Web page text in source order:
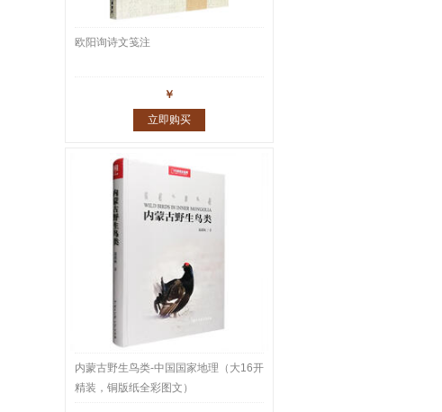
欧阳询诗文笺注
￥
立即购买
内蒙古野生鸟类-中国国家地理（大16开
精装，铜版纸全彩图文）